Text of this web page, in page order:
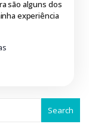
são alguns dos
experiência
Search